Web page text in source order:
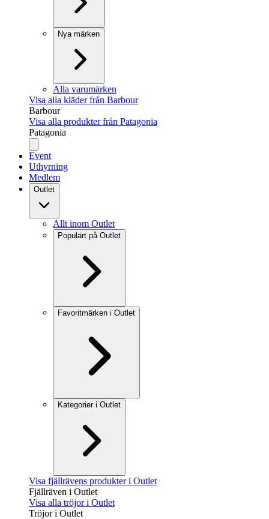
Nya märken
Alla varumärken
Visa alla kläder från Barbour
Barbour
Visa alla produkter från Patagonia
Patagonia
Event
Uthyrning
Medlem
Outlet
Allt inom Outlet
Populärt på Outlet
Favoritmärken i Outlet
Kategorier i Outlet
Visa fjällrävens produkter i Outlet
Fjällräven i Outlet
Visa alla tröjor i Outlet
Tröjor i Outlet